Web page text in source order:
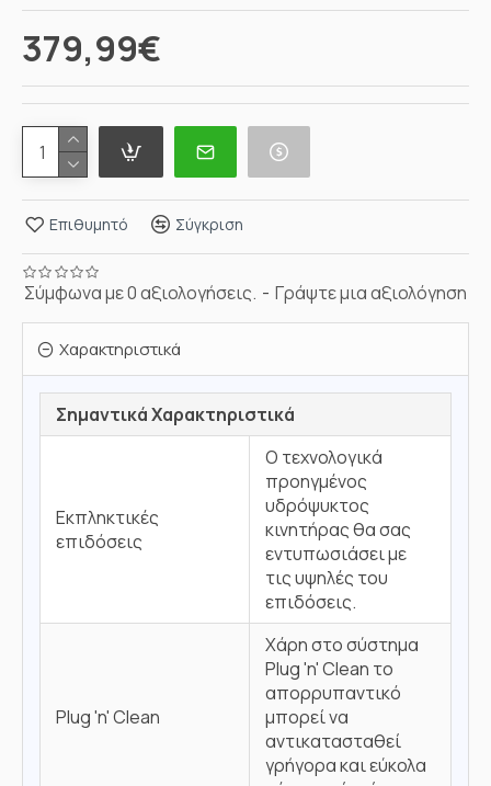
Σύμφωνα με 0 αξιολογήσεις. - Γράψτε μια αξιολόγηση
379,99€
Επιθυμητό Σύγκριση
Χαρακτηριστικά
Σημαντικά Χαρακτηριστικά
Εκπληκτικές
επιδόσεις
Ο τεχνολογικά
προηγμένος
υδρόψυκτος
κινητήρας θα σας
εντυπωσιάσει με
τις υψηλές του
επιδόσεις.
Plug 'n' Clean
Χάρη στο σύστημα
Plug 'n' Clean το
απορρυπαντικό
μπορεί να
αντικατασταθεί
γρήγορα και εύκολα